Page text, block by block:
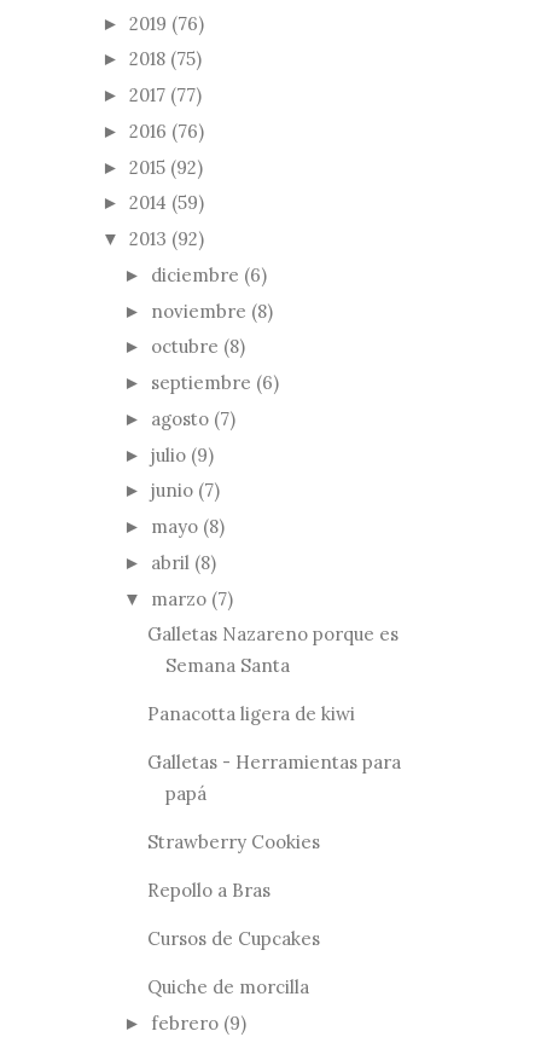
► 2019 (76)
► 2018 (75)
► 2017 (77)
► 2016 (76)
► 2015 (92)
► 2014 (59)
▼ 2013 (92)
► diciembre (6)
► noviembre (8)
► octubre (8)
► septiembre (6)
► agosto (7)
► julio (9)
► junio (7)
► mayo (8)
► abril (8)
▼ marzo (7)
Galletas Nazareno porque es
Semana Santa
Panacotta ligera de kiwi
Galletas - Herramientas para
papá
Strawberry Cookies
Repollo a Bras
Cursos de Cupcakes
Quiche de morcilla
► febrero (9)